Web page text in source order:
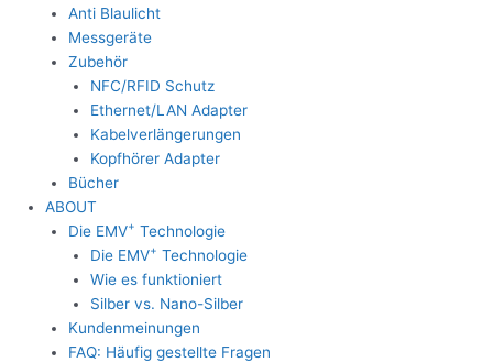
Anti Blaulicht
Messgeräte
Zubehör
NFC/RFID Schutz
Ethernet/LAN Adapter
Kabelverlängerungen
Kopfhörer Adapter
Bücher
ABOUT
Die EMV+ Technologie
Die EMV+ Technologie
Wie es funktioniert
Silber vs. Nano-Silber
Kundenmeinungen
FAQ: Häufig gestellte Fragen